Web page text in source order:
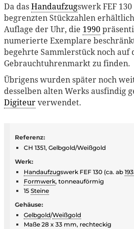
Da dasHandaufzugswerk FEF
begrenzten Stückzahlen
Auflage der Uhr, die 1990
numerierte Exemplare
begehrte Sammlerstück noch auf
Gebrauchtuhrenmarkt zu finden.
Übrigens wurden später noch
desselben alten Werks ausfindig
Digiteurverwendet.
Referenz:
CH 1351, Gelbgold/Weißgold
Werk:
Handaufzugswerk FEF 130 (ca. ab
Formwerk, tonneauförmig
15 Steine
Gehäuse:
Gelbgold/Weißgold
Maße 28 x 33 mm, rechteckig